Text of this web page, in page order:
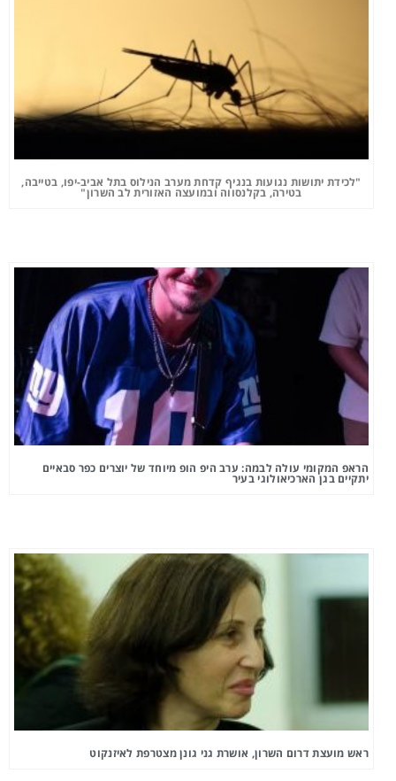
"לכידת יתושות נגועות בנגיף קדחת מערב הנילוס בתל אביב-יפו, בטייבה,
בטירה, בקלנסווה ובמועצה האזורית לב השרון"
הראפ המקומי עולה לבמה: ערב היפ הופ מיוחד של יוצרים כפר סבאיים
יתקיים בגן הארכיאולוגי בעיר
ראש מועצת דרום השרון, אושרת גני גונן מצטרפת לאיזנקוט